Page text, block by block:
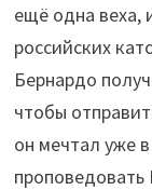
ещё одна веха,
российских
Бернардо
чтобы
он мечтал уже
проповедовать